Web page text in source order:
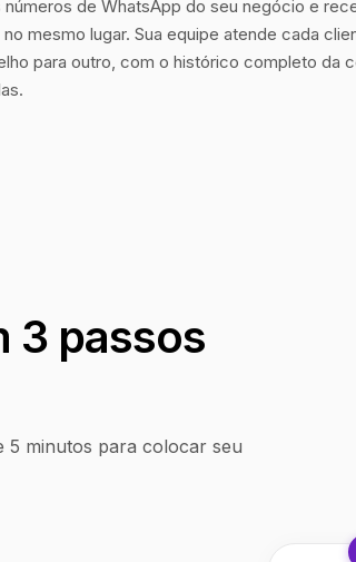
de WhatsApp do seu negócio e
mesmo lugar. Sua equipe atende cada
para outro, com o histórico completo da
3 passos
5 minutos para colocar seu